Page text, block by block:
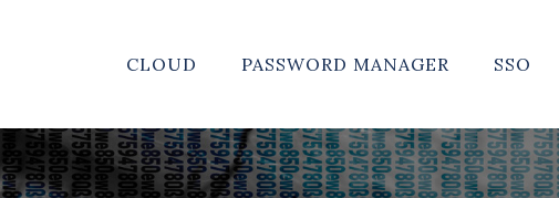
CLOUD PASSWORD MANAGER SSO